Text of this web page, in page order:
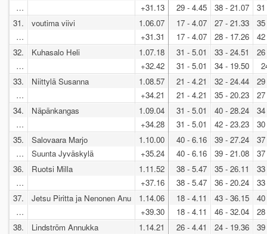
…
+31.13
29 - 4.45
38 - 21.07
31.
…
voutima viivi
1.06.07
+31.31
17 - 4.07
17 - 4.07
27 - 21.33
28 - 17.26
32.
…
Kuhasalo Heli
1.07.18
+32.42
31 - 5.01
31 - 5.01
33 - 24.51
34 - 19.50
33.
…
Niittylä Susanna
1.08.57
+34.21
21 - 4.21
21 - 4.21
32 - 24.44
35 - 20.23
34.
…
Näpänkangas
1.09.04
+34.28
31 - 5.01
31 - 5.01
40 - 28.24
42 - 23.23
35.
…
Salovaara Marjo
Suunta Jyväskylä
1.10.00
+35.24
40 - 6.16
40 - 6.16
39 - 27.24
39 - 21.08
36.
…
Ruotsi Milla
1.11.52
+37.16
38 - 5.47
38 - 5.47
35 - 26.11
36 - 20.24
37.
…
Jetsu Piritta ja Nenonen Anu
1.14.06
+39.30
18 - 4.11
18 - 4.11
43 - 36.15
46 - 32.04
38.
Lindström Annukka
1.14.21
26 - 4.41
24 - 19.36